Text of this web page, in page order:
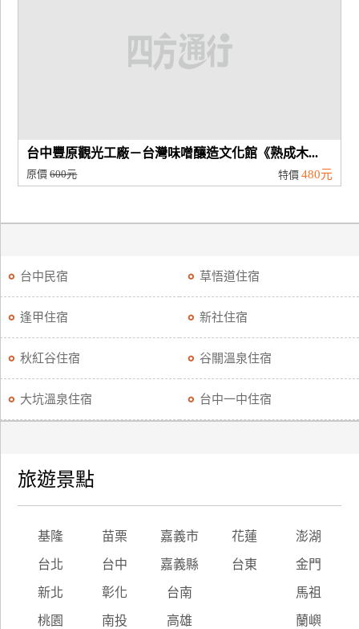
台中豐原觀光工廠－台灣味噌釀造文化館《熟成木...
原價600元 特價 480元
台中民宿 草悟道住宿
逢甲住宿 新社住宿
秋紅谷住宿 谷關溫泉住宿
大坑溫泉住宿 台中一中住宿
旅遊景點
基隆 苗栗 嘉義市 花蓮 澎湖
台北 台中 嘉義縣 台東 金門
新北 彰化 台南 馬祖
桃園 南投 高雄 蘭嶼